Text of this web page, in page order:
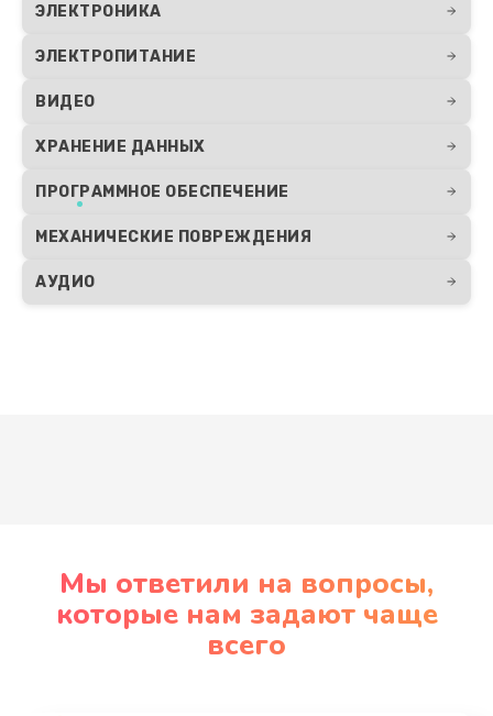
ЭЛЕКТРОНИКА
ЭЛЕКТРОПИТАНИЕ
ВИДЕО
ХРАНЕНИЕ ДАННЫХ
ПРОГРАММНОЕ ОБЕСПЕЧЕНИЕ
МЕХАНИЧЕСКИЕ ПОВРЕЖДЕНИЯ
АУДИО
Мы ответили на вопросы,
которые нам задают чаще
всего